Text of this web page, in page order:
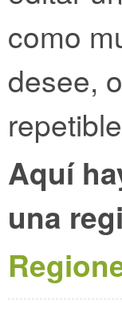
como
desee,
Aquí
una